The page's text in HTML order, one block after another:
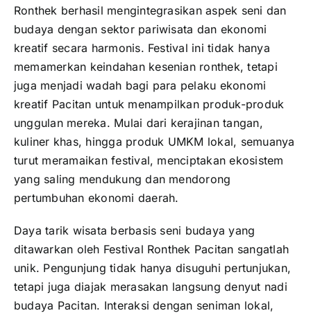
Ronthek berhasil mengintegrasikan aspek seni dan
budaya dengan sektor pariwisata dan ekonomi
kreatif secara harmonis. Festival ini tidak hanya
memamerkan keindahan kesenian ronthek, tetapi
juga menjadi wadah bagi para pelaku ekonomi
kreatif Pacitan untuk menampilkan produk-produk
unggulan mereka. Mulai dari kerajinan tangan,
kuliner khas, hingga produk UMKM lokal, semuanya
turut meramaikan festival, menciptakan ekosistem
yang saling mendukung dan mendorong
pertumbuhan ekonomi daerah.
Daya tarik wisata berbasis seni budaya yang
ditawarkan oleh Festival Ronthek Pacitan sangatlah
unik. Pengunjung tidak hanya disuguhi pertunjukan,
tetapi juga diajak merasakan langsung denyut nadi
budaya Pacitan. Interaksi dengan seniman lokal,